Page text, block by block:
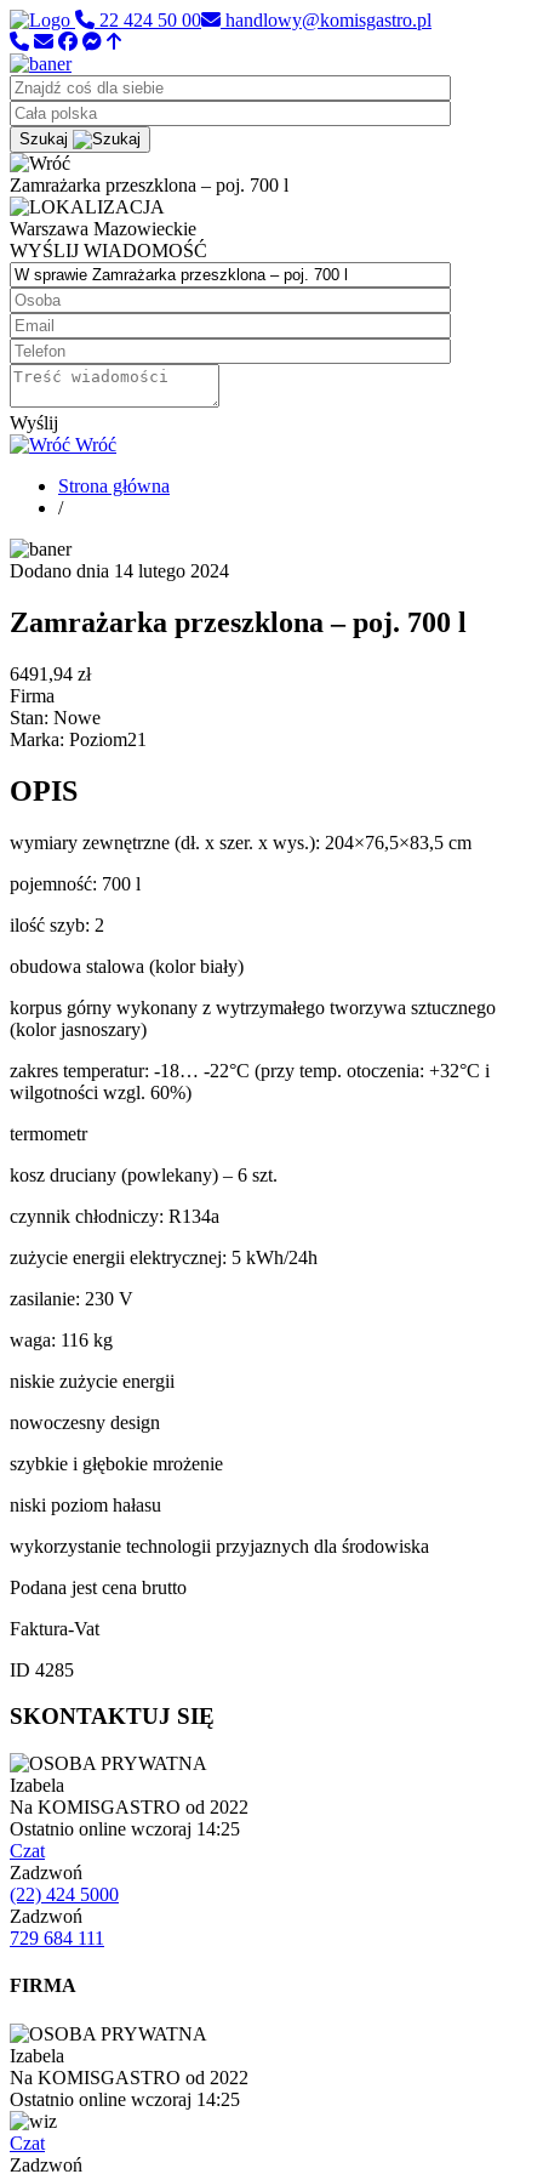
22 424 50 00 handlowy@komisgastro.pl
Szukaj
Zamrażarka przeszklona – poj. 700 l
Warszawa Mazowieckie
WYŚLIJ WIADOMOŚĆ
Wyślij
Wróć
Strona główna
/
Dodano dnia 14 lutego 2024
Zamrażarka przeszklona – poj. 700 l
6491,94 zł
Firma
Stan: Nowe
Marka: Poziom21
OPIS
wymiary zewnętrzne (dł. x szer. x wys.): 204×76,5×83,5 cm
pojemność: 700 l
ilość szyb: 2
obudowa stalowa (kolor biały)
korpus górny wykonany z wytrzymałego tworzywa sztucznego
(kolor jasnoszary)
zakres temperatur: -18… -22°C (przy temp. otoczenia: +32°C i
wilgotności wzgl. 60%)
termometr
kosz druciany (powlekany) – 6 szt.
czynnik chłodniczy: R134a
zużycie energii elektrycznej: 5 kWh/24h
zasilanie: 230 V
waga: 116 kg
niskie zużycie energii
nowoczesny design
szybkie i głębokie mrożenie
niski poziom hałasu
wykorzystanie technologii przyjaznych dla środowiska
Podana jest cena brutto
Faktura-Vat
ID 4285
SKONTAKTUJ SIĘ
Izabela
Na KOMISGASTRO od 2022
Ostatnio online wczoraj 14:25
Czat
Zadzwoń
(22) 424 5000
Zadzwoń
729 684 111
FIRMA
Izabela
Na KOMISGASTRO od 2022
Ostatnio online wczoraj 14:25
Czat
Zadzwoń